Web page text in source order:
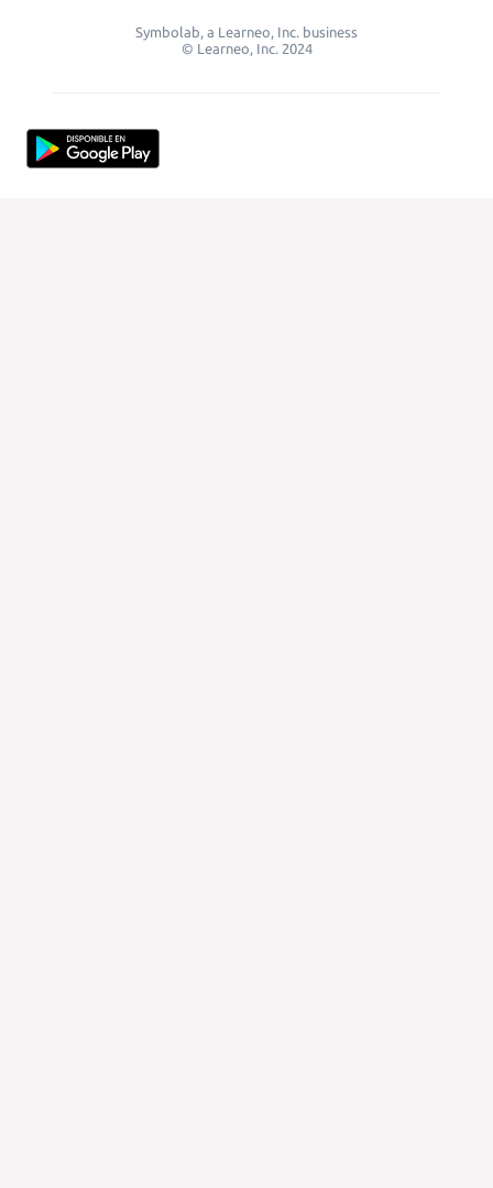
Symbolab, a Learneo, Inc. business
© Learneo, Inc. 2024